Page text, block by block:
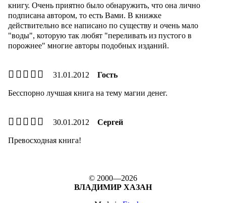
книгу. Очень приятно было обнаружить, что она лично
подписана автором, то есть Вами. В книжке
действительно все написано по существу и очень мало
"воды", которую так любят "переливать из пустого в
порожнее" многие авторы подобных изданий.
31.01.2012 Гость
Бесспорно лучшая книга на тему магии денег.
30.01.2012 Сергей
Превосходная книга!
© 2000—2026
ВЛАДИМИР ХАЗАН